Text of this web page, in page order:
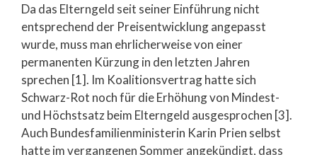
Da das Elterngeld seit seiner Einführung nicht
entsprechend der Preisentwicklung angepasst
wurde, muss man ehrlicherweise von einer
permanenten Kürzung in den letzten Jahren
sprechen [1]. Im Koalitionsvertrag hatte sich
Schwarz-Rot noch für die Erhöhung von Mindest-
und Höchstsatz beim Elterngeld ausgesprochen [3].
Auch Bundesfamilienministerin Karin Prien selbst
hatte im vergangenen Sommer angekündigt, dass